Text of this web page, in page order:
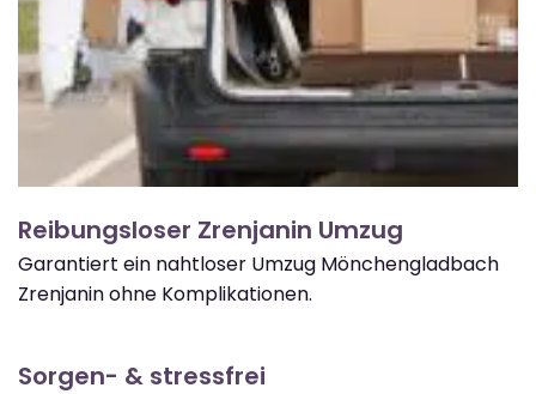
Reibungsloser Zrenjanin Umzug
Garantiert ein nahtloser Umzug Mönchengladbach
Zrenjanin ohne Komplikationen.
Sorgen- & stressfrei